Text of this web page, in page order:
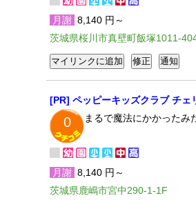
月謝 8,140 円～
茨城県桜川市真壁町飯塚1011-
[PR] ペッピーキッズクラブ チェ
0 まるで魔法にかかったみ
月謝 8,140 円～
茨城県鹿嶋市宮中290-1-1F